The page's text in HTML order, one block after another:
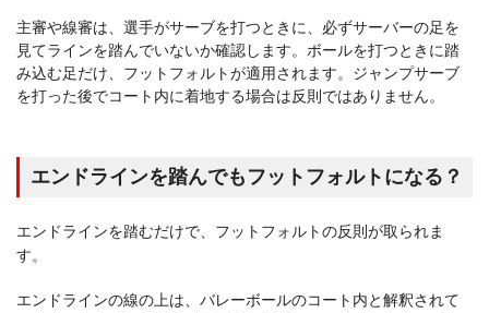
主審や線審は、選手がサーブを打つときに、必ずサーバーの足を
見てラインを踏んでいないか確認します。ボールを打つときに踏
み込む足だけ、フットフォルトが適用されます。ジャンプサーブ
を打った後でコート内に着地する場合は反則ではありません。
エンドラインを踏んでもフットフォルトになる？
エンドラインを踏むだけで、フットフォルトの反則が取られま
す。
エンドラインの線の上は、バレーボールのコート内と解釈されて